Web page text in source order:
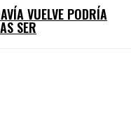
VUELVE PODRÍA
SER